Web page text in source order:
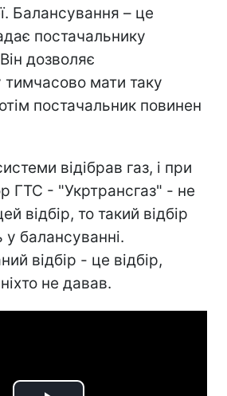
Балансування – це
постачальнику
дозволяє
тимчасово мати таку
постачальник повинен
відібрав газ, і при
ГТС - "Укртрансгаз" - не
відбір, то такий відбір
балансуванні.
відбір - це відбір,
не давав.